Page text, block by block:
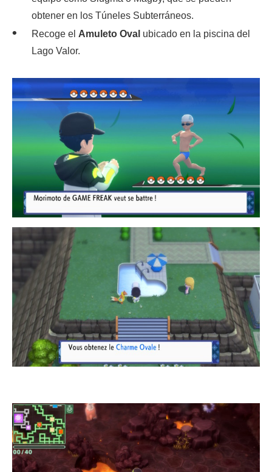
obtener en los Túneles Subterráneos.
Recoge el Amuleto Oval ubicado en la piscina del
Lago Valor.